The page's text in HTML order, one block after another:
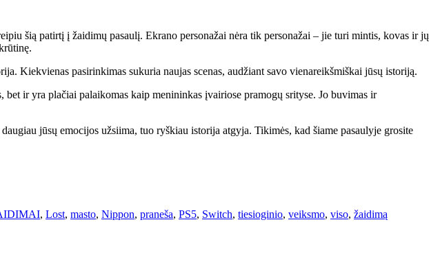
šią patirtį į žaidimų pasaulį. Ekrano personažai nėra tik personažai – jie turi mintis, kovas ir jų
Kiekvienas pasirinkimas sukuria naujas scenas, audžiant savo vienareikšmiškai jūsų istoriją.
ir yra plačiai palaikomas kaip menininkas įvairiose pramogų srityse. Jo buvimas ir
jūsų emocijos užsiima, tuo ryškiau istorija atgyja. Tikimės, kad šiame pasaulyje grosite
, Lost, masto, Nippon, praneša, PS5, Switch, tiesioginio, veiksmo, viso, žaidimą